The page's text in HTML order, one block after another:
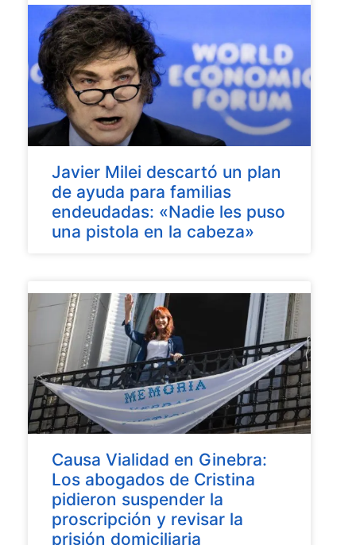
Javier Milei descartó un plan
de ayuda para familias
endeudadas: «Nadie les puso
una pistola en la cabeza»
Causa Vialidad en Ginebra:
Los abogados de Cristina
pidieron suspender la
proscripción y revisar la
prisión domiciliaria